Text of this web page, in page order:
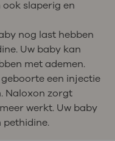
slaperig en
nog last hebben
Uw baby kan
met ademen.
een injectie
Naloxon zorgt
werkt. Uw baby